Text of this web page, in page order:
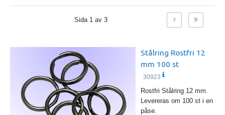
Sida 1 av 3
Stålring Rostfri 12
mm 100 st
30923
Rostfri Stålring 12 mm.
Levereras om 100 st i en
påse.